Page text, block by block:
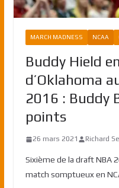
MARCH MADNESS NCAA
Buddy Hield
d’Oklahoma
2016 : Buddy
points
26 mars 2021 Richard
Sixième de la draft NBA
match somptueux en